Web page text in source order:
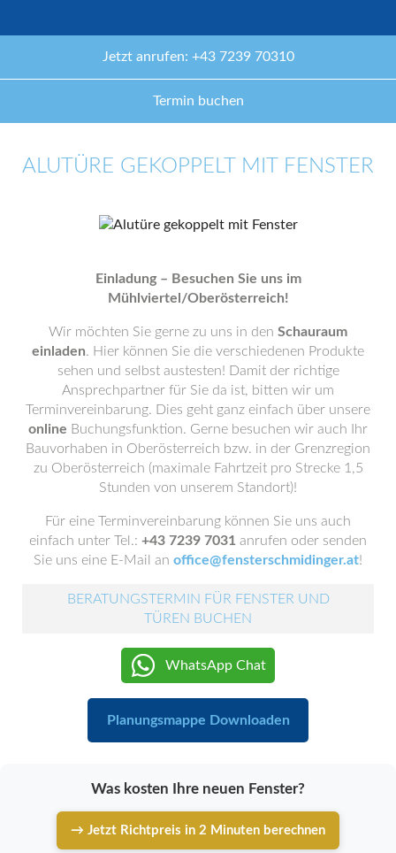
Jetzt anrufen: +43 7239 70310
Termin buchen
ALUTÜRE GEKOPPELT MIT FENSTER
Einladung – Besuchen Sie uns im
Mühlviertel/Oberösterreich!
Wir möchten Sie gerne zu uns in den Schauraum
einladen. Hier können Sie die verschiedenen Produkte
sehen und selbst austesten! Damit der richtige
Ansprechpartner für Sie da ist, bitten wir um
Terminvereinbarung. Dies geht ganz einfach über unsere
online Buchungsfunktion. Gerne besuchen wir auch Ihr
Bauvorhaben in Oberösterreich bzw. in der Grenzregion
zu Oberösterreich (maximale Fahrtzeit pro Strecke 1,5
Stunden von unserem Standort)!
Für eine Terminvereinbarung können Sie uns auch
einfach unter Tel.: +43 7239 7031 anrufen oder senden
Sie uns eine E-Mail an office@fensterschmidinger.at!
BERATUNGSTERMIN FÜR FENSTER UND
TÜREN BUCHEN
WhatsApp Chat
Planungsmappe Downloaden
Was kosten Ihre neuen Fenster?
→ Jetzt Richtpreis in 2 Minuten berechnen